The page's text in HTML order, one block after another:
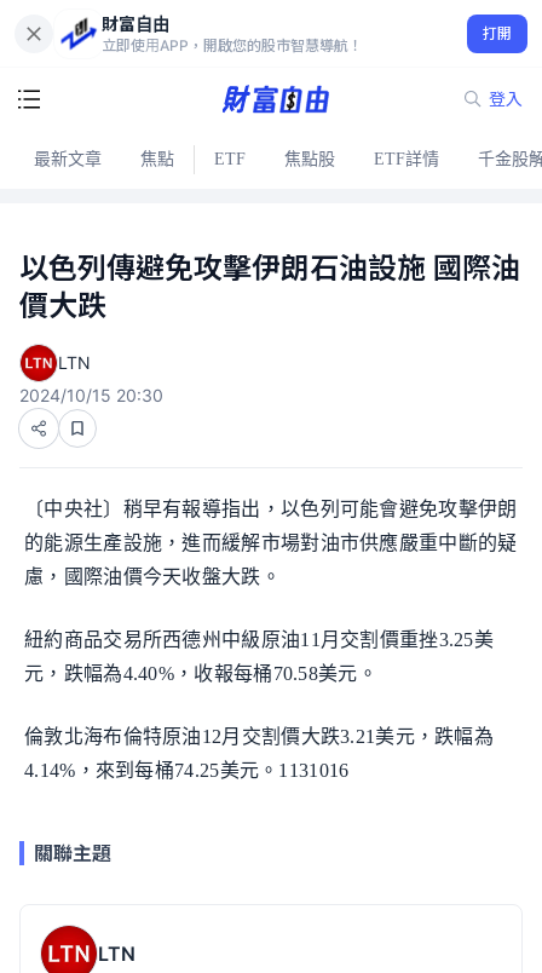
財富自由
立即使用APP，開啟您的股市智慧導航！
打開
登入
最新文章 焦點 ETF 焦點股 ETF詳情 千金股
以色列傳避免攻擊伊朗石油設施 國際油
價大跌
LTN
2024/10/15 20:30
〔中央社〕稍早有報導指出，以色列可能會避免攻擊伊朗
的能源生產設施，進而緩解市場對油市供應嚴重中斷的疑
慮，國際油價今天收盤大跌。
紐約商品交易所西德州中級原油11月交割價重挫3.25美
元，跌幅為4.40%，收報每桶70.58美元。
倫敦北海布倫特原油12月交割價大跌3.21美元，跌幅為
4.14%，來到每桶74.25美元。1131016
關聯主題
LTN